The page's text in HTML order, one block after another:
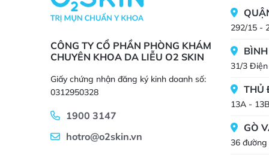
CÔNG TY CỔ PHẦN PHÒNG KHÁM
CHUYÊN KHOA DA LIỄU O2 SKIN
Giấy chứng nhận đăng ký kinh doanh số:
0312950328
1900 3147
hotro@o2skin.vn
292/15 -
31/3 Điện
THỦ
13A -
GÒ
36 đường